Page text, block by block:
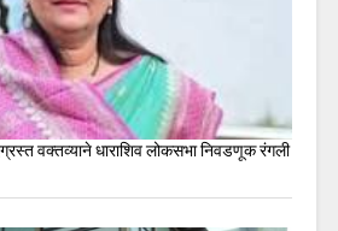
वक्तव्याने धाराशिव लोकसभा निवडणूक रंगली